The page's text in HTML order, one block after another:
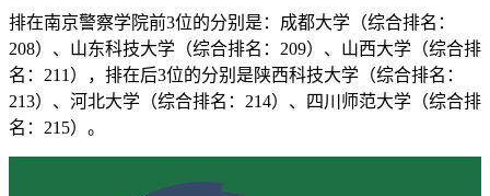
排在南京警察学院前3位的分别是：成都大学（综合排名：
208）、山东科技大学（综合排名：209）、山西大学（综合排
名：211），排在后3位的分别是陕西科技大学（综合排名：
213）、河北大学（综合排名：214）、四川师范大学（综合排
名：215）。